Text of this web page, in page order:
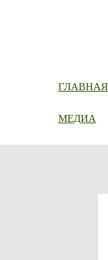
ГЛАВНАЯ
МЕДИА